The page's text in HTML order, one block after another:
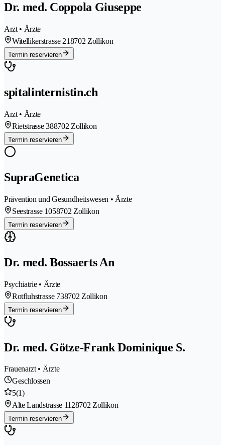
Dr. med. Coppola Giuseppe
Arzt • Ärzte
Witellikerstrasse 218702 Zollikon
Termin reservieren
spitalinternistin.ch
Arzt • Ärzte
Rietstrasse 388702 Zollikon
Termin reservieren
SupraGenetica
Prävention und Gesundheitswesen • Ärzte
Seestrasse 1058702 Zollikon
Termin reservieren
Dr. med. Bossaerts An
Psychiatrie • Ärzte
Rotfluhstrasse 738702 Zollikon
Termin reservieren
Dr. med. Götze-Frank Dominique S.
Frauenarzt • Ärzte
Geschlossen
5(1)
Alte Landstrasse 1128702 Zollikon
Termin reservieren